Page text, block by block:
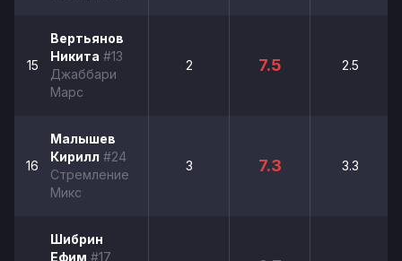
15
Вертьянов
Никита #13
Джаббари
Марс
2 7.5 2.5
16
Малышев
Кирилл #24
Стремление
Микс
3 7.3 3.3
Шибрин
Ефим #17